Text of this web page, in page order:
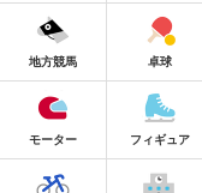
地方競馬 卓球
モーター フィギュア